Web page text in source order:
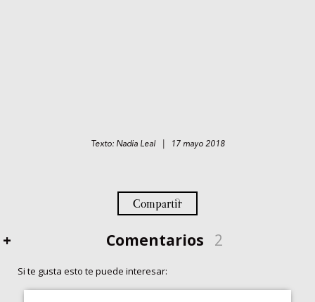
Texto: Nadia Leal | 17 mayo 2018
Compartir
+ Comentarios 2
Si te gusta esto te puede interesar: